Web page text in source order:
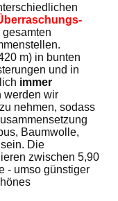
m) in bunten
und in
immer
werden wir
nehmen, sodass
Baumwolle,
Die
zwischen 5,90
- umso günstiger